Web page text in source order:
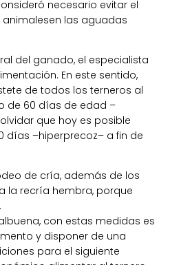
necesario evitar el
las aguadas
del ganado, el especialista
En este sentido,
de todos los terneros al
de 60 días de edad –
que hoy es posible
días –hiperprecoz– a fin de
de cría, además de los
la recría hembra, porque
con estas medidas es
y disponer de una
para el siguiente